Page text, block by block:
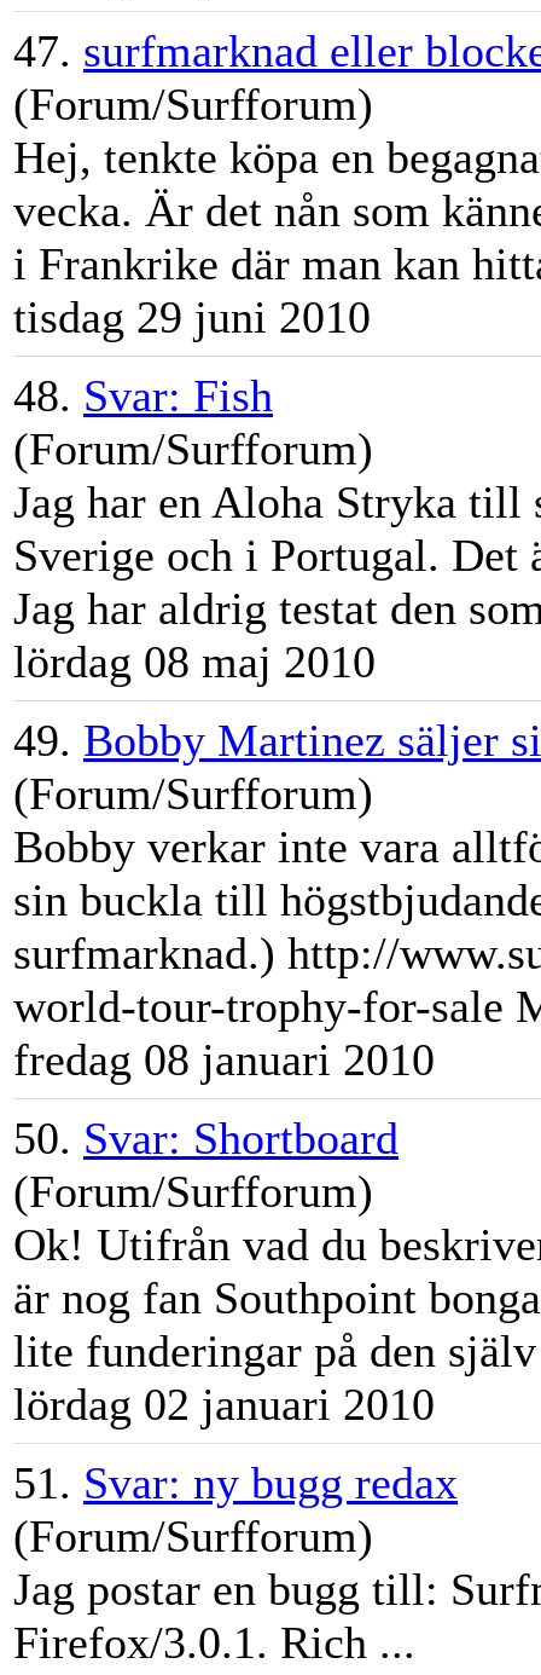
47. surfmarknad eller
(Forum/Surfforum)
Hej, tenkte köpa en
vecka. Är det nån som
i Frankrike där man kan
tisdag 29 juni 2010
48. Svar: Fish
(Forum/Surfforum)
Jag har en Aloha Stryka
Sverige och i Portugal. Det
Jag har aldrig testat den
lördag 08 maj 2010
49. Bobby Martinez säljer
(Forum/Surfforum)
Bobby verkar inte vara
sin buckla till
surfmarknad.) http://
world-tour-trophy-for-sale
fredag 08 januari 2010
50. Svar: Shortboard
(Forum/Surfforum)
Ok! Utifrån vad du
är nog fan Southpoint
lite funderingar på den
lördag 02 januari 2010
51. Svar: ny bugg redax
(Forum/Surfforum)
Jag postar en bugg till:
Firefox/3.0.1. Rich ...